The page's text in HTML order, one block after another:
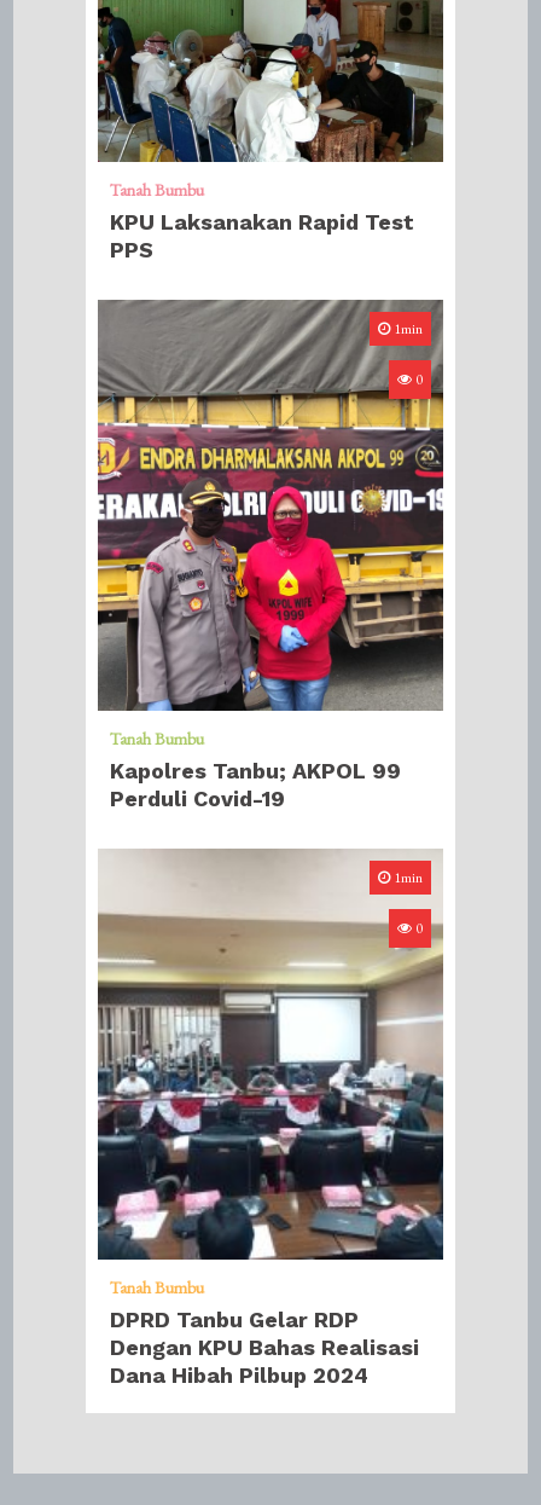
Tanah Bumbu
KPU Laksanakan Rapid Test
PPS
1min
0
Tanah Bumbu
Kapolres Tanbu; AKPOL 99
Perduli Covid-19
1min
0
Tanah Bumbu
DPRD Tanbu Gelar RDP
Dengan KPU Bahas Realisasi
Dana Hibah Pilbup 2024